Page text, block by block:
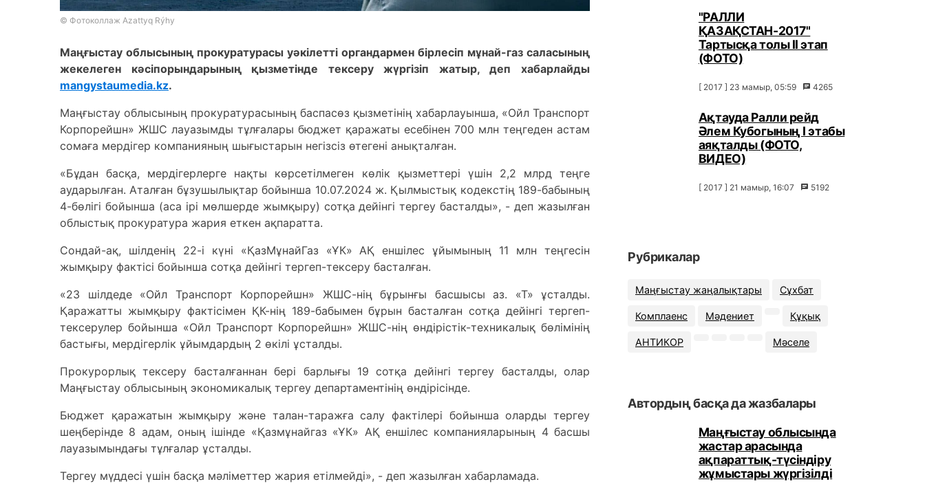
© Фотоколлаж Azattyq Rýhy
Маңғыстау облысының прокуратурасы уәкілетті органдармен бірлесіп мұнай-газ саласының
жекелеген кәсіпорындарының қызметінде тексеру жүргізіп жатыр, деп хабарлайды
mangystaumedia.kz.
Маңғыстау облысының прокуратурасының баспасөз қызметінің хабарлауынша, «Ойл Транспорт
Корпорейшн» ЖШС лауазымды тұлғалары бюджет қаражаты есебінен 700 млн теңгеден астам
сомаға мердігер компанияның шығыстарын негізсіз өтегені анықталған.
«Бұдан басқа, мердігерлерге нақты көрсетілмеген көлік қызметтері үшін 2,2 млрд теңге
аударылған. Аталған бұзушылықтар бойынша 10.07.2024 ж. Қылмыстық кодекстің 189-бабының
4-бөлігі бойынша (аса ірі мөлшерде жымқыру) сотқа дейінгі тергеу басталды», - деп жазылған
облыстық прокуратура жария еткен ақпаратта.
Сондай-ақ, шілденің 22-і күні «ҚазМұнайГаз «ҰК» АҚ еншілес ұйымының 11 млн теңгесін
жымқыру фактісі бойынша сотқа дейінгі тергеп-тексеру басталған.
«23 шілдеде «Ойл Транспорт Корпорейшн» ЖШС-нің бұрынғы басшысы аз. «Т» ұсталды.
Қаражатты жымқыру фактісімен ҚК-нің 189-бабымен бұрын басталған сотқа дейінгі тергеп-
тексерулер бойынша «Ойл Транспорт Корпорейшн» ЖШС-нің өндірістік-техникалық бөлімінің
бастығы, мердігерлік ұйымдардың 2 өкілі ұсталды.
Прокурорлық тексеру басталғаннан бері барлығы 19 сотқа дейінгі тергеу басталды, олар
Маңғыстау облысының экономикалық тергеу департаментінің өндірісінде.
Бюджет қаражатын жымқыру және талан-таражға салу фактілері бойынша оларды тергеу
шеңберінде 8 адам, оның ішінде «Қазмұнайгаз «ҰК» АҚ еншілес компанияларының 4 басшы
лауазымындағы тұлғалар ұсталды.
Тергеу мүддесі үшін басқа мәліметтер жария етілмейді», - деп жазылған хабарламада.
"РАЛЛИ
ҚАЗАҚСТАН-2017"
Тартысқа толы ІІ этап
(ФОТО)
[ 2017 ] 23 мамыр, 05:59 4265
Ақтауда Ралли рейд
Әлем Кубогының I этабы
аяқталды (ФОТО,
ВИДЕО)
[ 2017 ] 21 мамыр, 16:07 5192
Рубрикалар
Маңғыстау жаңалықтары Сұхбат
Комплаенс Мәдениет Құқық
АНТИКОР Мәселе
Автордың басқа да жазбалары
Маңғыстау облысында
жастар арасында
ақпараттық-түсіндіру
жұмыстары жүргізілді